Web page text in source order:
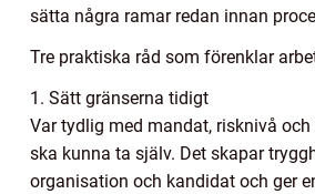
sätta några ramar redan innan
Tre praktiska råd som förenklar
1. Sätt gränserna tidigt
Var tydlig med mandat, risknivå
ska kunna ta själv. Det skapar
organisation och kandidat och ger